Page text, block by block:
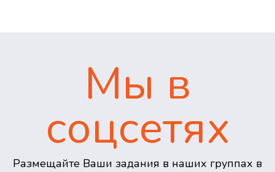
Мы в
соцсетях
Размещайте Ваши задания в наших группах в